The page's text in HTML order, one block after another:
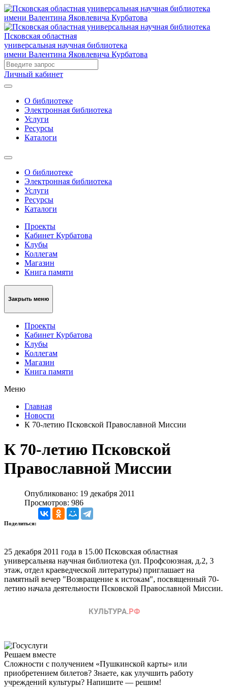
Псковская областная
универсальная научная библиотека
имени Валентина Яковлевича Курбатова
Личный кабинет
О библиотеке
Электронная библиотека
Услуги
Ресурсы
Каталоги
О библиотеке
Электронная библиотека
Услуги
Ресурсы
Каталоги
Проекты
Кабинет Курбатова
Клубы
Коллегам
Магазин
Книга памяти
Закрыть меню
Проекты
Кабинет Курбатова
Клубы
Коллегам
Магазин
Книга памяти
Меню
Главная
Новости
К 70-летию Псковской Православной Миссии
К 70-летию Псковской
Православной Миссии
Опубликовано: 19 декабря 2011
Просмотров: 986
Поделиться:
25 декабря 2011 года в 15.00 Псковская областная
универсальняа научная библиотека (ул. Профсоюзная, д.2, 3
этаж, отдел краеведческой литературы) приглашает на
памятный вечер "Возвращение к истокам", посвященный 70-
летию начала деятельности Псковской Православной Миссии.
Решаем вместе
Сложности с получением «Пушкинской карты» или
приобретением билетов? Знаете, как улучшить работу
учреждений культуры? Напишите — решим!